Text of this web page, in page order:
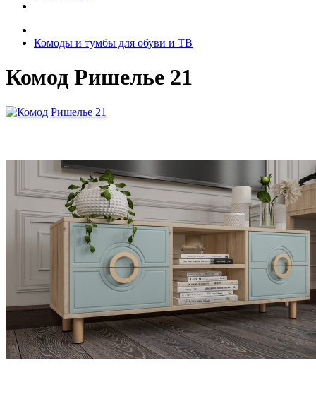
Комоды и тумбы для обуви и ТВ
Комод Ришелье 21